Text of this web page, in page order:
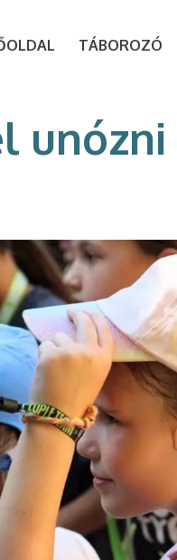
TÁBOROZÓ
unózni